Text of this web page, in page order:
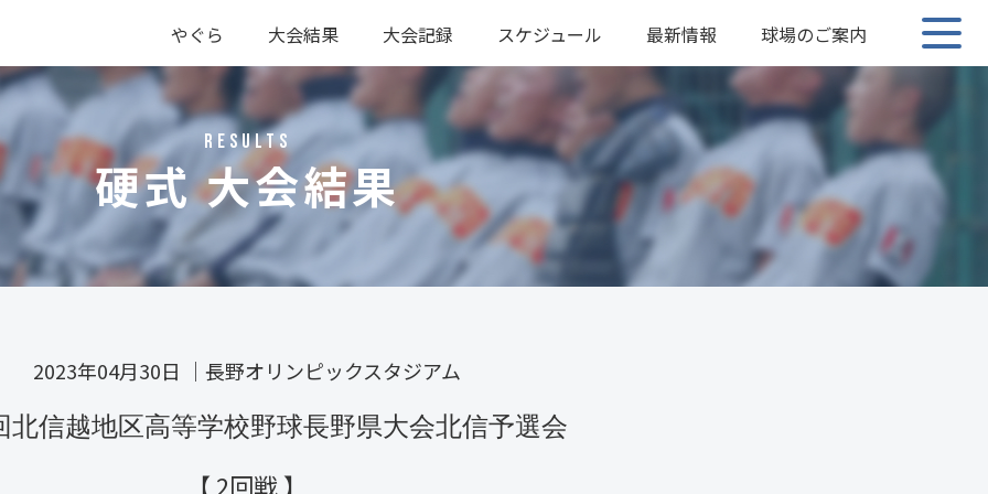
やぐら
大会結果
硬式
軟式
大会記録
硬式
軟式
スケジュール 最新情報 球場のご案内
RESULTS
硬式 大会結果
2023年04月30日 ｜ 長野オリンピックスタジアム
北信越地区高等学校野球長野県大会北信予選会
【 2回戦 】